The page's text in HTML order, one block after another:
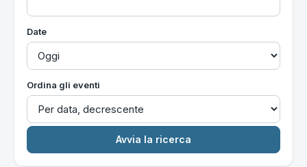
Date
Ordina gli eventi